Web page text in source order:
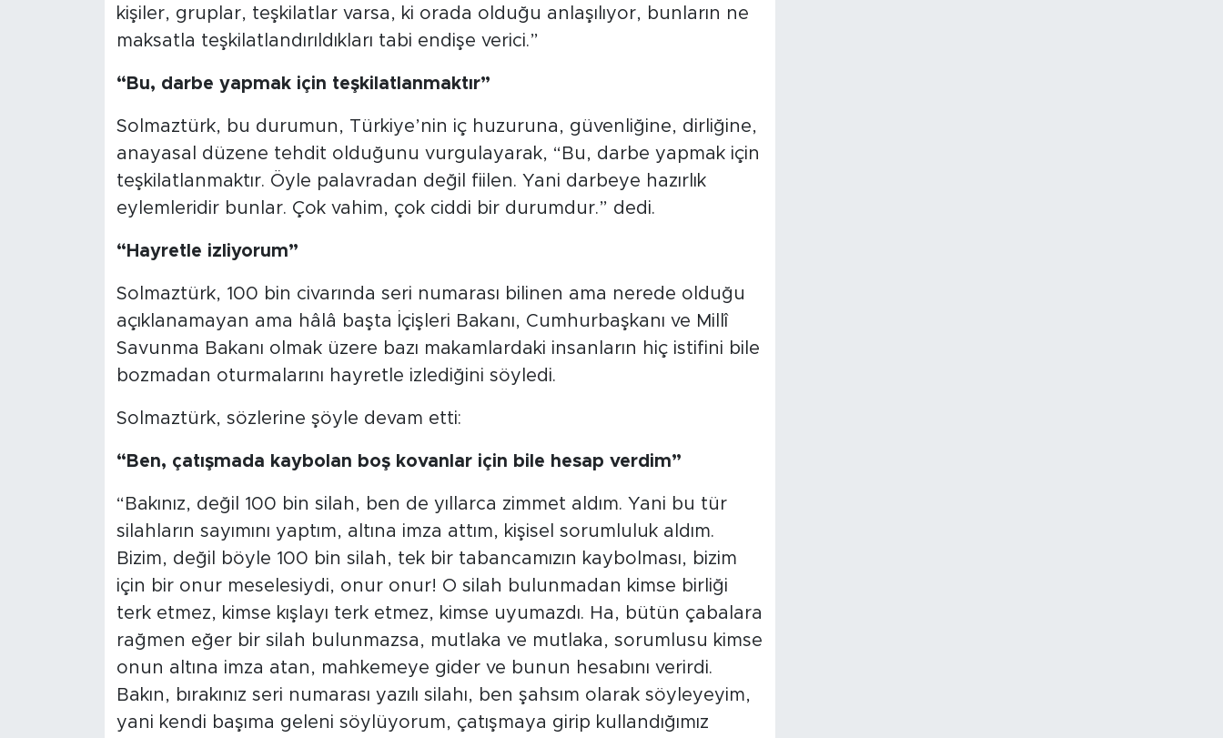
kişiler, gruplar, teşkilatlar varsa, ki orada olduğu anlaşılıyor, bunların ne
maksatla teşkilatlandırıldıkları tabi endişe verici.”
“Bu, darbe yapmak için teşkilatlanmaktır”
Solmaztürk, bu durumun, Türkiye’nin iç huzuruna, güvenliğine, dirliğine,
anayasal düzene tehdit olduğunu vurgulayarak, “Bu, darbe yapmak için
teşkilatlanmaktır. Öyle palavradan değil fiilen. Yani darbeye hazırlık
eylemleridir bunlar. Çok vahim, çok ciddi bir durumdur.” dedi.
“Hayretle izliyorum”
Solmaztürk, 100 bin civarında seri numarası bilinen ama nerede olduğu
açıklanamayan ama hâlâ başta İçişleri Bakanı, Cumhurbaşkanı ve Millî
Savunma Bakanı olmak üzere bazı makamlardaki insanların hiç istifini bile
bozmadan oturmalarını hayretle izlediğini söyledi.
Solmaztürk, sözlerine şöyle devam etti:
“Ben, çatışmada kaybolan boş kovanlar için bile hesap verdim”
“Bakınız, değil 100 bin silah, ben de yıllarca zimmet aldım. Yani bu tür
silahların sayımını yaptım, altına imza attım, kişisel sorumluluk aldım.
Bizim, değil böyle 100 bin silah, tek bir tabancamızın kaybolması, bizim
için bir onur meselesiydi, onur onur! O silah bulunmadan kimse birliği
terk etmez, kimse kışlayı terk etmez, kimse uyumazdı. Ha, bütün çabalara
rağmen eğer bir silah bulunmazsa, mutlaka ve mutlaka, sorumlusu kimse
onun altına imza atan, mahkemeye gider ve bunun hesabını verirdi.
Bakın, bırakınız seri numarası yazılı silahı, ben şahsım olarak söyleyeyim,
yani kendi başıma geleni söylüyorum, çatışmaya girip kullandığımız